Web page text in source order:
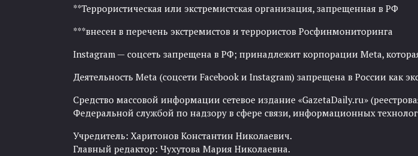
**Террористическая или экстремистская организация, запрещенная в РФ
***внесен в перечень экстремистов и террористов Росфинмониторинга
Instagram — соцсеть запрещена в РФ; принадлежит корпорации Meta,
Деятельность Meta (соцсети Facebook и Instagram) запрещена в России как
Средство массовой информации сетевое издание «GazetaDaily.ru»
Федеральной службой по надзору в сфере связи, информационных
Учредитель: Харитонов Константин Николаевич.
Главный редактор: Чухутова Мария Николаевна.